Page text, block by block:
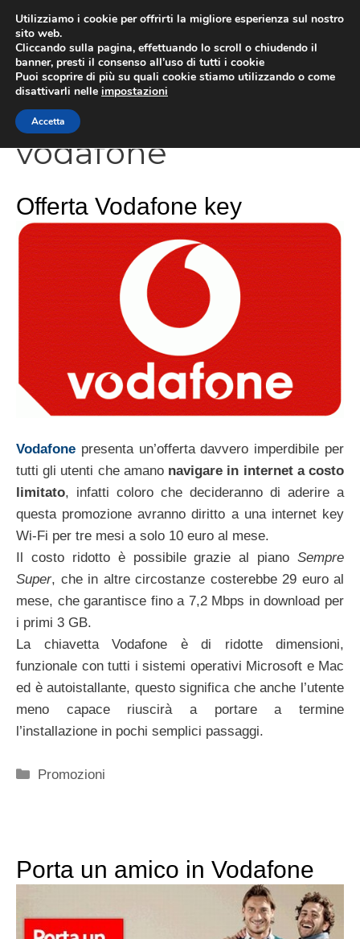
contenuto
vodafone
Offerta Vodafone key
Vodafone presenta un’offerta davvero imperdibile per
tutti gli utenti che amano navigare in internet a costo
limitato, infatti coloro che decideranno di aderire a
questa promozione avranno diritto a una internet key
Wi-Fi per tre mesi a solo 10 euro al mese.
Il costo ridotto è possibile grazie al piano Sempre
Super, che in altre circostanze costerebbe 29 euro al
mese, che garantisce fino a 7,2 Mbps in download per
i primi 3 GB.
La chiavetta Vodafone è di ridotte dimensioni,
funzionale con tutti i sistemi operativi Microsoft e Mac
ed è autoistallante, questo significa che anche l’utente
meno capace riuscirà a portare a termine
l’installazione in pochi semplici passaggi.
Categorie
Promozioni
Porta un amico in Vodafone
Utilizziamo i cookie per offrirti la migliore esperienza sul nostro
sito web.
Cliccando sulla pagina, effettuando lo scroll o chiudendo il
banner, presti il consenso all’uso di tutti i cookie
Puoi scoprire di più su quali cookie stiamo utilizzando o come
disattivarli nelle impostazioni
Accetta